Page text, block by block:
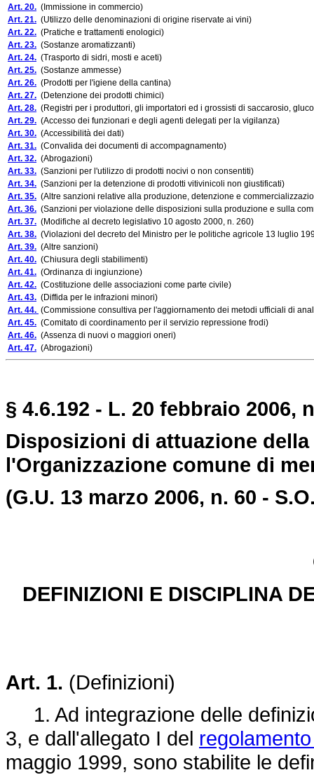
Art. 20. (Immissione in commercio)
Art. 21. (Utilizzo delle denominazioni di origine riservate ai vini)
Art. 22. (Pratiche e trattamenti enologici)
Art. 23. (Sostanze aromatizzanti)
Art. 24. (Trasporto di sidri, mosti e aceti)
Art. 25. (Sostanze ammesse)
Art. 26. (Prodotti per l'igiene della cantina)
Art. 27. (Detenzione dei prodotti chimici)
Art. 28. (Registri per i produttori, gli importatori ed i grossisti di saccarosio,
Art. 29. (Accesso dei funzionari e degli agenti delegati per la vigilanza)
Art. 30. (Accessibilità dei dati)
Art. 31. (Convalida dei documenti di accompagnamento)
Art. 32. (Abrogazioni)
Art. 33. (Sanzioni per l'utilizzo di prodotti nocivi o non consentiti)
Art. 34. (Sanzioni per la detenzione di prodotti vitivinicoli non giustificati)
Art. 35. (Altre sanzioni relative alla produzione, detenzione e
Art. 36. (Sanzioni per violazione delle disposizioni sulla produzione e sulla
Art. 37. (Modifiche al decreto legislativo 10 agosto 2000, n. 260)
Art. 38. (Violazioni del decreto del Ministro per le politiche agricole 13 luglio
Art. 39. (Altre sanzioni)
Art. 40. (Chiusura degli stabilimenti)
Art. 41. (Ordinanza di ingiunzione)
Art. 42. (Costituzione delle associazioni come parte civile)
Art. 43. (Diffida per le infrazioni minori)
Art. 44. (Commissione consultiva per l'aggiornamento dei metodi ufficiali di
Art. 45. (Comitato di coordinamento per il servizio repressione frodi)
Art. 46. (Assenza di nuovi o maggiori oneri)
Art. 47. (Abrogazioni)
§ 4.6.192 - L. 20 febbraio 2006,
Disposizioni di attuazione
l'Organizzazione comune di
(G.U. 13 marzo 2006, n. 60 -
DEFINIZIONI E DISCIPLINA
Art. 1. (Definizioni)
1. Ad integrazione delle
3, e dall'allegato I del
maggio 1999, sono stabilite le